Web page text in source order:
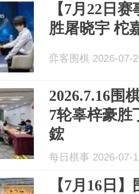
【7月22日
胜屠晓宇 柁
弈客围棋 2026-07-
2026.7.16围
7轮辜梓豪胜
鋐
每日棋事 2026-07-
【7月16日